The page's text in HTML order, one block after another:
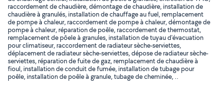
raccordement de chaudière, démontage de chaudière, installation de
chaudière à granulés, installation de chauffage au fuel, remplacement
de pompe à chaleur, raccordement de pompe à chaleur, démontage de
pompe à chaleur, réparation de poêle, raccordement de thermostat,
remplacement de pôele à granules, installation de tuyau d'évacuation
pour climatiseur, raccordement de radiateur sèche-serviettes,
déplacement de radiateur sèche-serviettes, dépose de radiateur sèche-
serviettes, réparation de fuite de gaz, remplacement de chaudière à
fioul, installation de conduit de fumée, installation de tubage pour
poêle, installation de poêle à granule, tubage de cheminée, ..